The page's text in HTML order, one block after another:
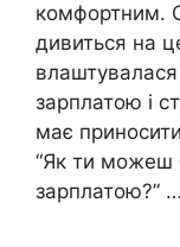
комфортним.
дивиться на
зарплатою і
має
“Як ти можеш
зарплатою?” …